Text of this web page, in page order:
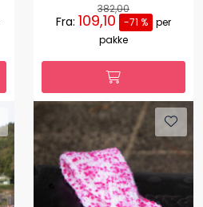
382,00
Fra: 109,10 -71 % per
pakke